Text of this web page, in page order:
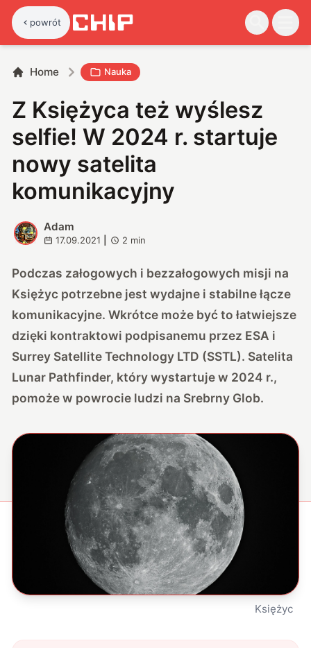
powrót
Home Nauka
Z Księżyca też wyślesz
selfie! W 2024 r. startuje
nowy satelita
komunikacyjny
A
Adam
17.09.2021 2 min
Podczas załogowych i bezzałogowych misji na
Księżyc potrzebne jest wydajne i stabilne łącze
komunikacyjne. Wkrótce może być to łatwiejsze
dzięki kontraktowi podpisanemu przez ESA i
Surrey Satellite Technology LTD (SSTL). Satelita
Lunar Pathfinder, który wystartuje w 2024 r.,
pomoże w powrocie ludzi na Srebrny Glob.
Księżyc